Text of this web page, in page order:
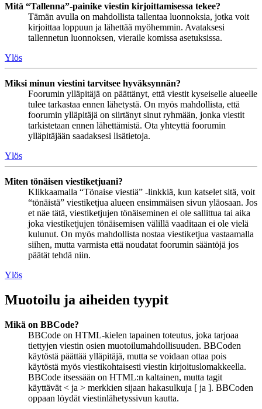
Mitä “Tallenna”-painike viestin kirjoittamisessa tekee?
Tämän avulla on mahdollista tallentaa luonnoksia, jotka voit
kirjoittaa loppuun ja lähettää myöhemmin. Avataksesi
tallennetun luonnoksen, vieraile komissa asetuksissa.
Ylös
Miksi minun viestini tarvitsee hyväksynnän?
Foorumin ylläpitäjä on päättänyt, että viestit kyseiselle alueelle
tulee tarkastaa ennen lähetystä. On myös mahdollista, että
foorumin ylläpitäjä on siirtänyt sinut ryhmään, jonka viestit
tarkistetaan ennen lähettämistä. Ota yhteyttä foorumin
ylläpitäjään saadaksesi lisätietoja.
Ylös
Miten tönäisen viestiketjuani?
Klikkaamalla “Tönaise viestiä” -linkkiä, kun katselet sitä, voit
“tönäistä” viestiketjua alueen ensimmäisen sivun yläosaan. Jos
et näe tätä, viestiketjujen tönäiseminen ei ole sallittua tai aika
joka viestiketjujen tönäisemisen välillä vaaditaan ei ole vielä
kulunut. On myös mahdollista nostaa viestiketjua vastaamalla
siihen, mutta varmista että noudatat foorumin sääntöjä jos
päätät tehdä niin.
Ylös
Muotoilu ja aiheiden tyypit
Mikä on BBCode?
BBCode on HTML-kielen tapainen toteutus, joka tarjoaa
tiettyjen viestin osien muotoilumahdollisuuden. BBCoden
käytöstä päättää ylläpitäjä, mutta se voidaan ottaa pois
käytöstä myös viestikohtaisesti viestin kirjoituslomakkeella.
BBCode itsessään on HTML:n kaltainen, mutta tagit
käyttävät < ja > merkkien sijaan hakasulkuja [ ja ]. BBCoden
oppaan löydät viestinlähetyssivun kautta.